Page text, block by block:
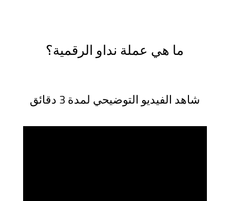
ما هي عملة نداو الرقمية؟
شاهد الفيديو التوضيحي لمدة 3 دقائق